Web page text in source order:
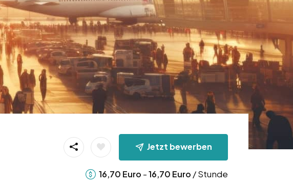
Jetzt bewerben
16,70 Euro -16,70 Euro / Stunde